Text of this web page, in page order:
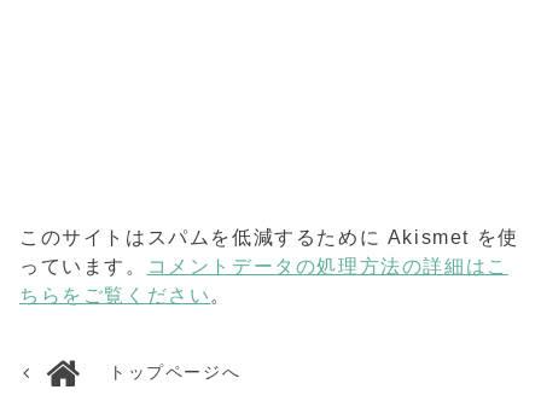
このサイトはスパムを低減するために Akismet を使
っています。
コメントデータの処理方法の詳細はこ
ちらをご覧ください 。
トップページへ